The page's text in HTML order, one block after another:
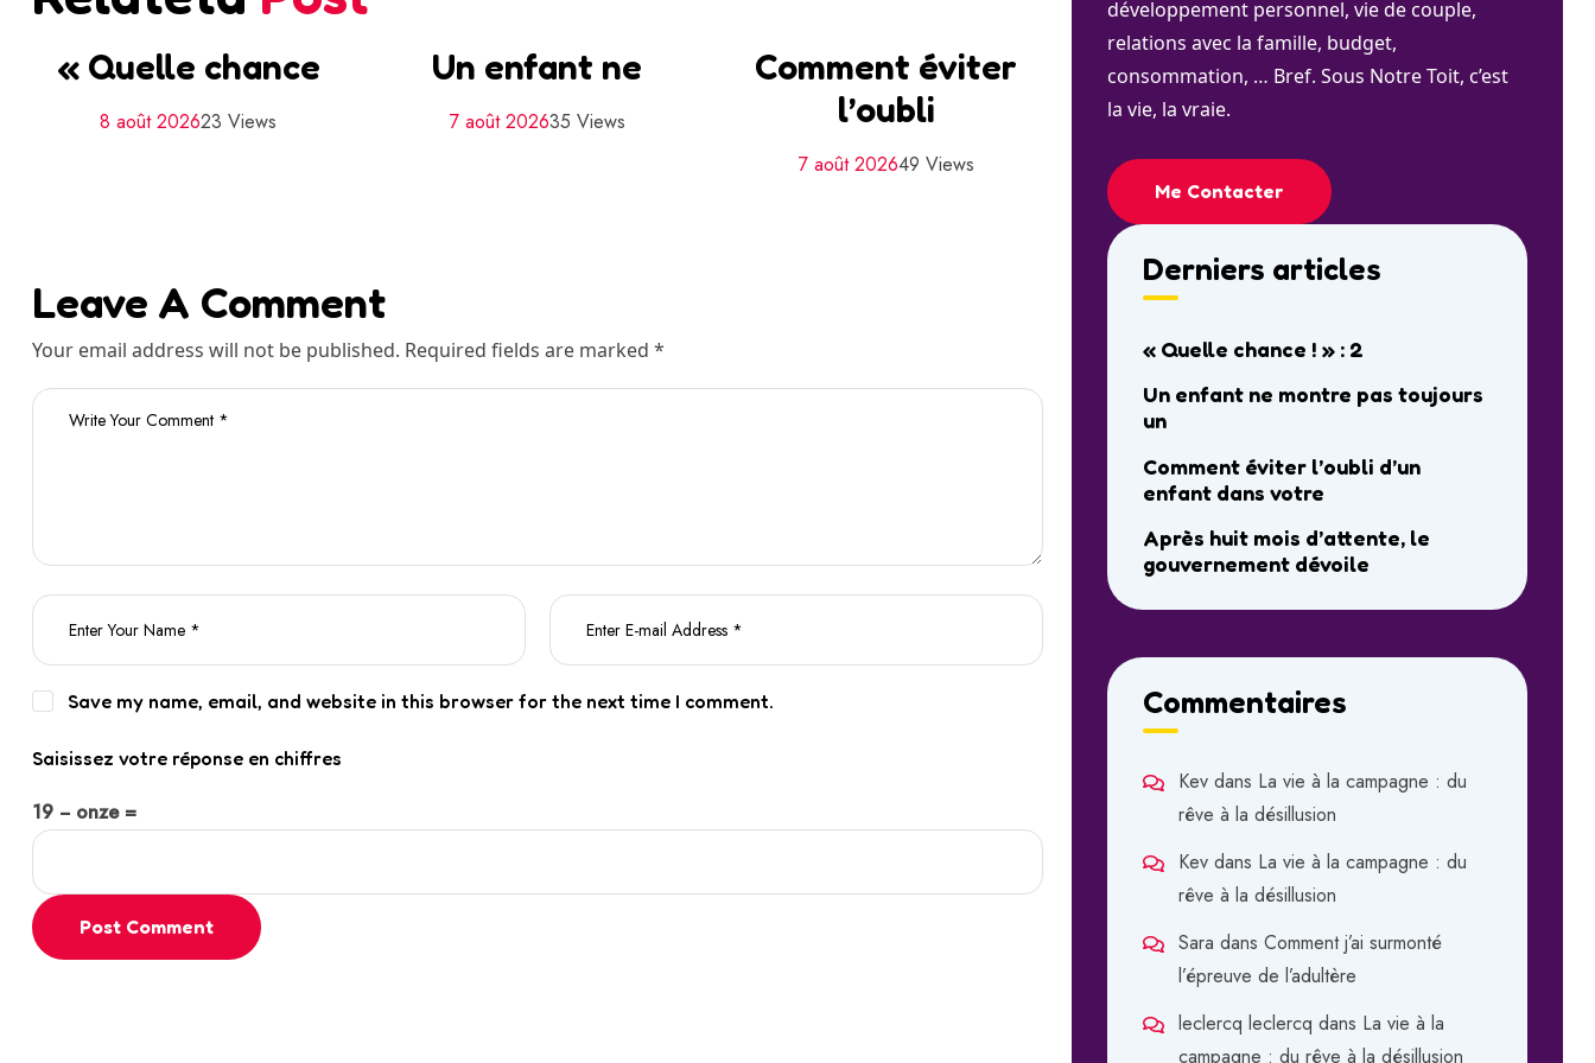
« Quelle chance
8 août 202623 Views
Un enfant ne
7 août 202635 Views
Comment éviter
l’oubli
7 août 202649 Views
Leave A Comment
Your email address will not be published. Required fields are marked *
Save my name, email, and website in this browser for the next time I comment.
Saisissez votre réponse en chiffres
19 − onze =
Post Comment
développement personnel, vie de couple,
relations avec la famille, budget,
consommation, … Bref. Sous Notre Toit, c’est
la vie, la vraie.
Me Contacter
Derniers articles
« Quelle chance ! » : 2
Un enfant ne montre pas toujours
un
Comment éviter l’oubli d’un
enfant dans votre
Après huit mois d’attente, le
gouvernement dévoile
Commentaires
Kev dans La vie à la campagne : du
rêve à la désillusion
Kev dans La vie à la campagne : du
rêve à la désillusion
Sara dans Comment j’ai surmonté
l’épreuve de l’adultère
leclercq leclercq dans La vie à la
campagne : du rêve à la désillusion